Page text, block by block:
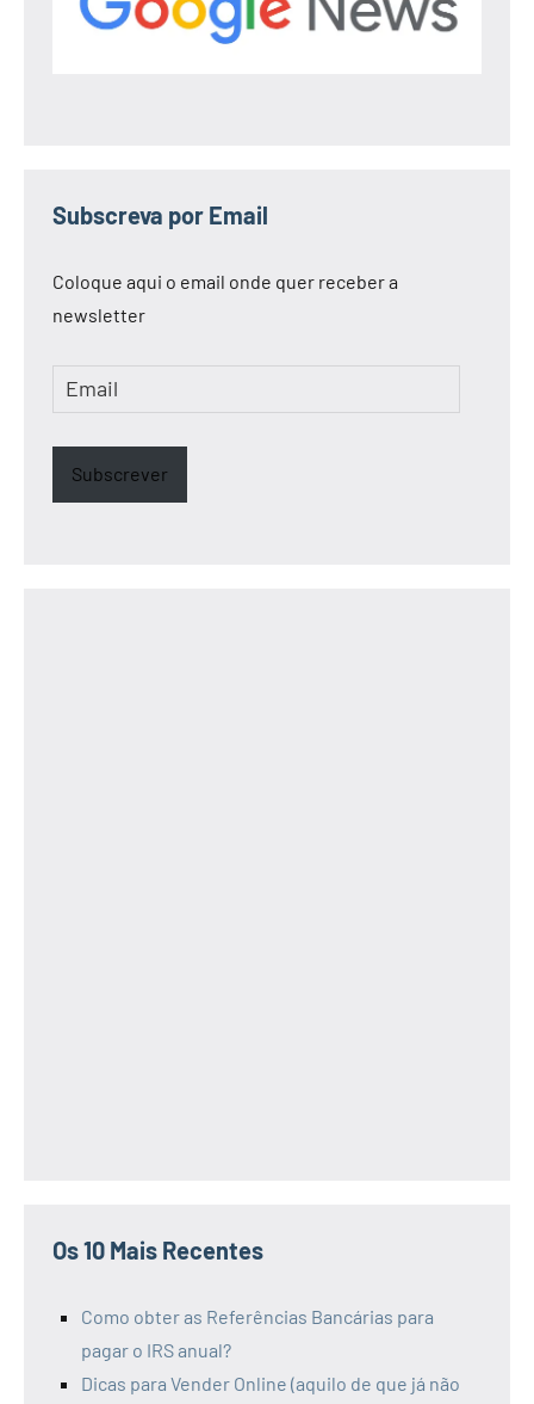
Subscreva por Email
Coloque aqui o email onde quer receber a
newsletter
Email
Subscrever
Os 10 Mais Recentes
Como obter as Referências Bancárias para
pagar o IRS anual?
Dicas para Vender Online (aquilo de que já não